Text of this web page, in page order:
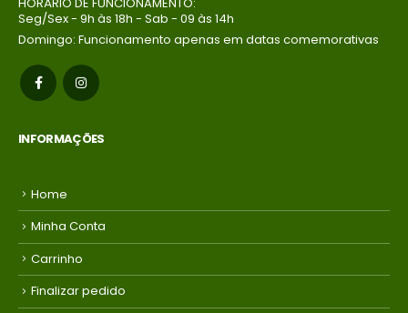
Seg/Sex - 9h às 18h - Sab - 09 às 14h
Domingo: Funcionamento apenas em datas comemorativas
INFORMAÇÕES
Home
Minha Conta
Carrinho
Finalizar pedido